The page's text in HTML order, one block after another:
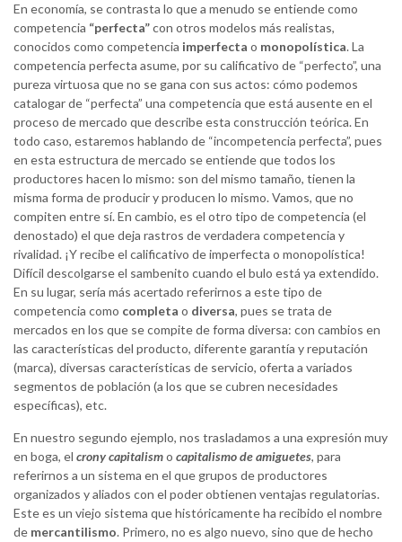
En economía, se contrasta lo que a menudo se entiende como
competencia “perfecta”con otros modelos más realistas,
conocidos como competencia imperfecta o monopolística. La
competencia perfecta asume, por su calificativo de “perfecto”, una
pureza virtuosa que no se gana con sus actos: cómo podemos
catalogar de “perfecta” una competencia que está ausente en el
proceso de mercado que describe esta construcción teórica. En
todo caso, estaremos hablando de “incompetencia perfecta”, pues
en esta estructura de mercado se entiende que todos los
productores hacen lo mismo: son del mismo tamaño, tienen la
misma forma de producir y producen lo mismo. Vamos, que no
compiten entre sí. En cambio, es el otro tipo de competencia (el
denostado) el que deja rastros de verdadera competencia y
rivalidad. ¡Y recibe el calificativo de imperfecta o monopolística!
Difícil descolgarse el sambenito cuando el bulo está ya extendido.
En su lugar, sería más acertado referirnos a este tipo de
competencia como completa o diversa, pues se trata de
mercados en los que se compite de forma diversa: con cambios en
las características del producto, diferente garantía y reputación
(marca), diversas características de servicio, oferta a variados
segmentos de población (a los que se cubren necesidades
específicas), etc.
En nuestro segundo ejemplo, nos trasladamos a una expresión muy
en boga, el crony capitalismo capitalismo de amiguetes, para
referirnos a un sistema en el que grupos de productores
organizados y aliados con el poder obtienen ventajas regulatorias.
Este es un viejo sistema que históricamente ha recibido el nombre
de mercantilismo. Primero, no es algo nuevo, sino que de hecho